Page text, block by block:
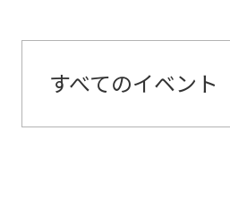
すべてのイベント